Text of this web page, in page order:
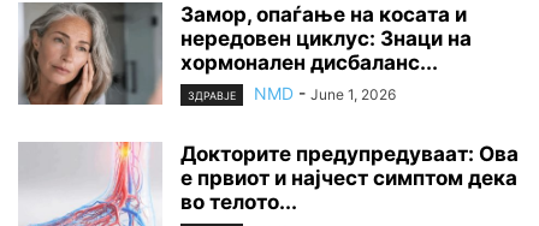
Замор, опаѓање на косата и
нередовен циклус: Знаци на
хормонален дисбаланс...
ЗДРАВЈЕ NMD - June 1, 2026
Докторите предупредуваат: Ова
е првиот и најчест симптом дека
во телото...